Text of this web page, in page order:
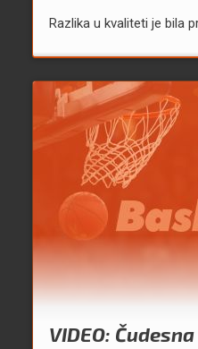
Razlika u kvaliteti je bila
VIDEO: